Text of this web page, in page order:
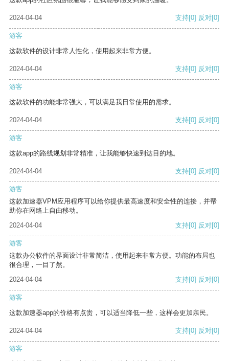
2024-04-04 支持[0] 反对[0]
游客
这款软件的设计非常人性化，使用起来非常方便。
2024-04-04 支持[0] 反对[0]
游客
这款软件的功能非常强大，可以满足我日常使用的需求。
2024-04-04 支持[0] 反对[0]
游客
这款app的路线规划非常精准，让我能够快速到达目的地。
2024-04-04 支持[0] 反对[0]
游客
这款加速器VPM应用程序可以给你提供最高速度和安全性的连接，并帮
助你在网络上自由移动。
2024-04-04
支持[0] 反对[0]
游客
这款办公软件的界面设计非常简洁，使用起来非常方便。功能的布局也
很合理，一目了然。
2024-04-04
支持[0] 反对[0]
游客
这款加速器app的价格有点贵，可以适当降低一些，这样会更加亲民。
2024-04-04 支持[0] 反对[0]
游客